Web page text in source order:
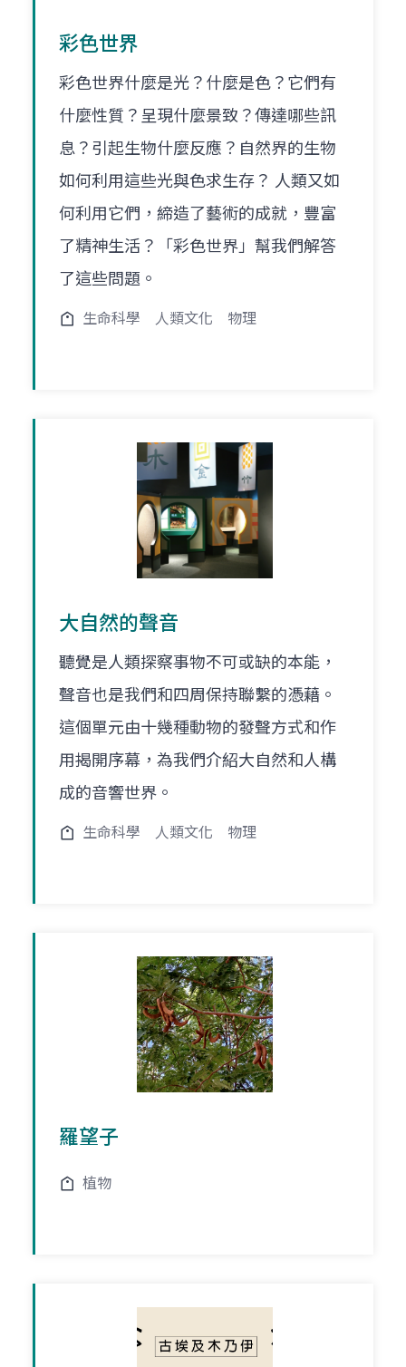
彩色世界
彩色世界什麼是光？什麼是色？它們有
什麼性質？呈現什麼景致？傳達哪些訊
息？引起生物什麼反應？自然界的生物
如何利用這些光與色求生存？ 人類又如
何利用它們，締造了藝術的成就，豐富
了精神生活？「彩色世界」幫我們解答
了這些問題。
生命科學 人類文化 物理
大自然的聲音
聽覺是人類探察事物不可或缺的本能，
聲音也是我們和四周保持聯繫的憑藉。
這個單元由十幾種動物的發聲方式和作
用揭開序幕，為我們介紹大自然和人構
成的音響世界。
生命科學 人類文化 物理
羅望子
植物